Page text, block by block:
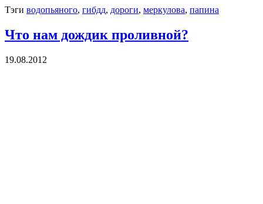
Тэги водопьяного, гибдд, дороги, меркулова, папина
Что нам дождик проливной?
19.08.2012